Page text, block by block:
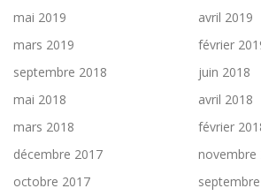
mai 2019
avril 2019
mars 2019
février
septembre 2018
juin 2018
mai 2018
avril 2018
mars 2018
février
décembre 2017
novembre
octobre 2017